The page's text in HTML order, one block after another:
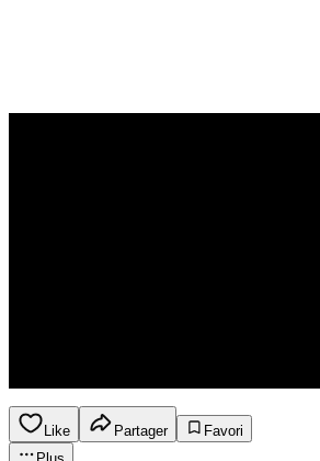
Like Partager
Favori